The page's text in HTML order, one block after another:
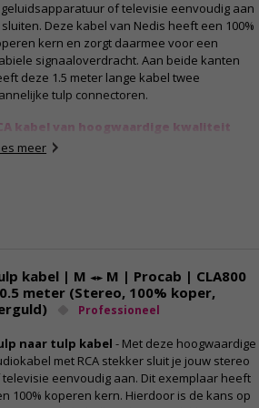
of televisie eenvoudig aan
Deze kabel van Nedis heeft een 100%
kern en zorgt daarmee voor een
signaaloverdracht. Aan beide kanten
deze 1.5 meter lange kabel twee
tulp connectoren.
kabel van hoogwaardige kwaliteit
een RCA kabel heb jij het beste geluid voor
kabel heeft een kern van 100% koper,
je geen last hebt van ruis of storingen.
Nedis RCA kabel met rood-witte connectoren
Geschikt voor televisies en boxen met een
tulp-aansluiting
Voorzien van hoogwaardige connectoren
meer
kabel | M ↔ M | Procab | CLA800
meter (Stereo, 100% koper,
Professioneel
naar tulp kabel- Met deze hoogwaardige
met RCA stekker sluit je jouw stereo
televisie eenvoudig aan. Dit exemplaar heeft
100% koperen kern. Hierdoor is de kans op